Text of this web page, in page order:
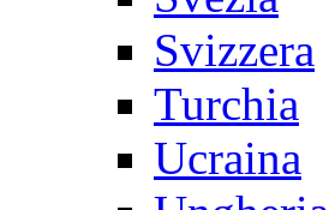
Svizzera
Turchia
Ucraina